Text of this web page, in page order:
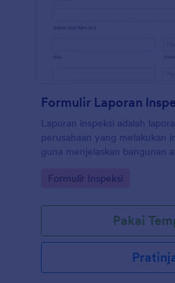
Formulir Laporan
Laporan inspeksi adalah
perusahaan yang melakukan
guna menjelaskan bangunan
mudah disesuaikan.
Go to Category:
Formulir Inspeksi
Pakai